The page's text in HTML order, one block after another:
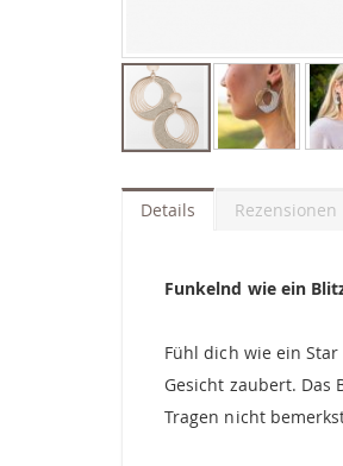
Anfang
derDetails
Funkelnd wie ein
Fühl dich wie ein
Gesicht zaubert. Das
Tragen nicht
Rezensionen